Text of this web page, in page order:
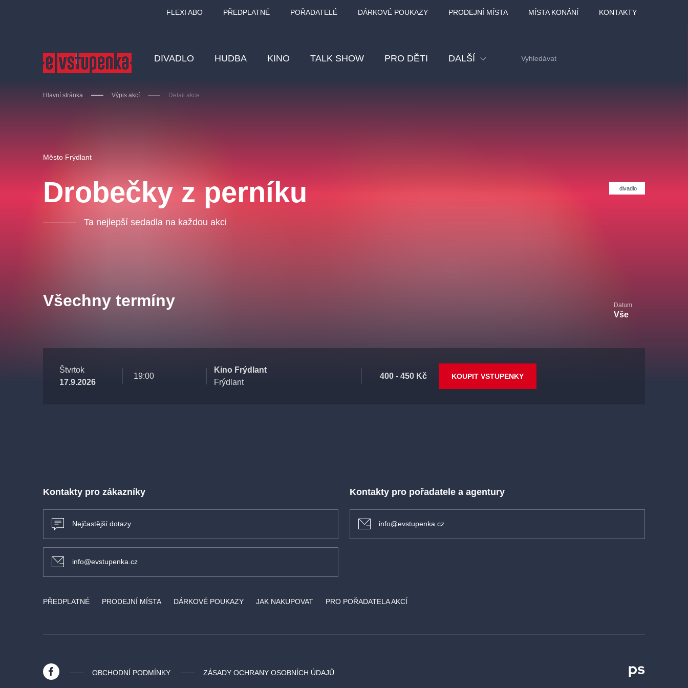
FLEXI ABO PŘEDPLATNÉ POŘADATELÉ DÁRKOVÉ POUKAZY PRODEJNÍ MÍSTA MÍSTA KONÁNÍ KONTAKTY
DIVADLO HUDBA KINO TALK SHOW PRO DĚTI DALŠÍ
Hlavní stránka Výpis akcí Detail akce
Město Frýdlant
Drobečky z perníku
Ta nejlepší sedadla na každou akci
divadlo
Všechny termíny Datum
Vše
Štvrtok
17.9.2026
19:00
Kino Frýdlant
Frýdlant
400 - 450 Kč KOUPIT VSTUPENKY
Kontakty pro zákazníky
Nejčastější dotazy
info@evstupenka.cz
Kontakty pro pořadatele a agentury
info@evstupenka.cz
PŘEDPLATNÉ PRODEJNÍ MÍSTA DÁRKOVÉ POUKAZY JAK NAKUPOVAT PRO POŘADATELA AKCÍ
OBCHODNÍ PODMÍNKY ZÁSADY OCHRANY OSOBNÍCH ÚDAJŮ
divadlo premiéra klasickáhudba